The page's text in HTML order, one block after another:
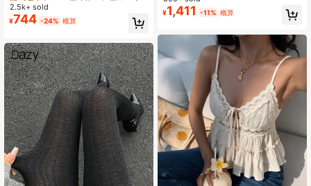
レジャー オールシーズン 秋用 タイ
ツ スクール
売り切れ間近！
売り切れ間近！
#1 ベストセラー
2.5k+ sold
¥744 -24% 概算
ァッションシャツ
¥1,411 -11% 概算